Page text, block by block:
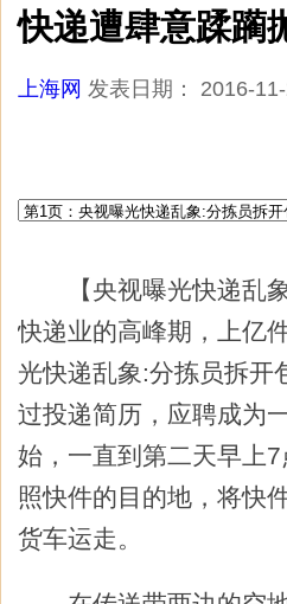
快递遭肆意蹂躏
上海网 发表日期：
【央视曝光快递乱象:
快递业的高峰期，上亿
光快递乱象:分拣员拆开
过投递简历，应聘成为
始，一直到第二天早上
照快件的目的地，将快
货车运走。